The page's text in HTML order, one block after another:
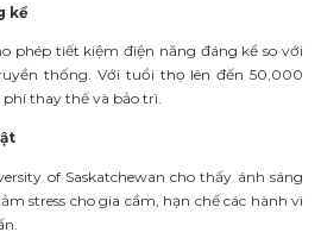
kể
phép tiết kiệm điện năng đáng kể so với
thống. Với tuổi thọ lên đến 50,000
thay thế và bảo trì.
of Saskatchewan cho thấy ánh sáng
stress cho gia cầm, hạn chế các hành vi